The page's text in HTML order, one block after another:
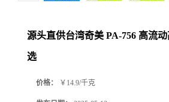
源头直供台湾奇美 PA-756 高流
选
价格： ￥14.9/千克